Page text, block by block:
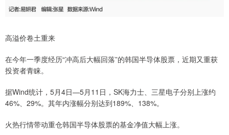
高溢价卷土重来
在今年一季度经历“冲高后大幅回落”的韩国半导体股票，近期又重获
投资者青睐。
据Wind统计，5月4日—5月11日，SK海力士、三星电子分别上涨约
46%、29%。其年内涨幅分别达到189%、138%。
火热行情带动重仓韩国半导体股票的基金净值大幅上涨。